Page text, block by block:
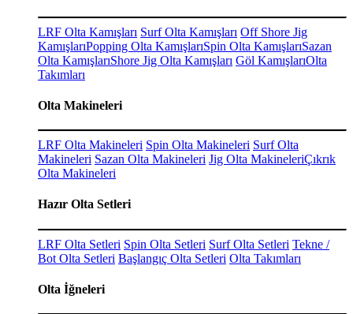
LRF Olta Kamışları Surf Olta Kamışları Off Shore Jig
KamışlarıPopping Olta KamışlarıSpin Olta KamışlarıSazan
Olta KamışlarıShore Jig Olta Kamışları Göl KamışlarıOlta
Takımları
Olta Makineleri
LRF Olta Makineleri Spin Olta Makineleri Surf Olta
Makineleri Sazan Olta Makineleri Jig Olta MakineleriÇıkrık
Olta Makineleri
Hazır Olta Setleri
LRF Olta Setleri Spin Olta Setleri Surf Olta Setleri Tekne /
Bot Olta Setleri Başlangıç Olta Setleri Olta Takımları
Olta İğneleri